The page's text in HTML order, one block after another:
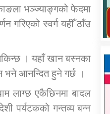
तथा
भञ्ज्याङ्गको फेदमा
गरिएको स्वर्ग यहीँ ठाँउ
। यहाँ खान बस्नका
भने आनन्दित हुने गर्छ ।
लाग्छ एकैछिनमा बादल
पर्यटकको गन्तव्य बन्न